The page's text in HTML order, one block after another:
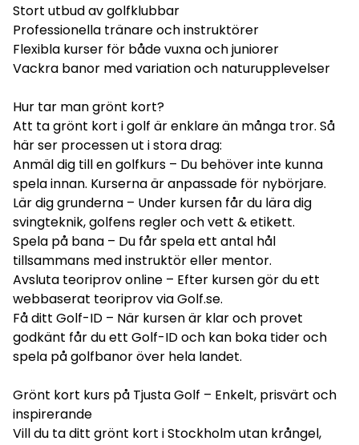
Stort utbud av golfklubbar
Professionella tränare och instruktörer
Flexibla kurser för både vuxna och juniorer
Vackra banor med variation och naturupplevelser
Hur tar man grönt kort?
Att ta grönt kort i golf är enklare än många tror. Så
här ser processen ut i stora drag:
Anmäl dig till en golfkurs – Du behöver inte kunna
spela innan. Kurserna är anpassade för nybörjare.
Lär dig grunderna – Under kursen får du lära dig
svingteknik, golfens regler och vett & etikett.
Spela på bana – Du får spela ett antal hål
tillsammans med instruktör eller mentor.
Avsluta teoriprov online – Efter kursen gör du ett
webbaserat teoriprov via Golf.se.
Få ditt Golf-ID – När kursen är klar och provet
godkänt får du ett Golf-ID och kan boka tider och
spela på golfbanor över hela landet.
Grönt kort kurs på Tjusta Golf – Enkelt, prisvärt och
inspirerande
Vill du ta ditt grönt kort i Stockholm utan krångel,